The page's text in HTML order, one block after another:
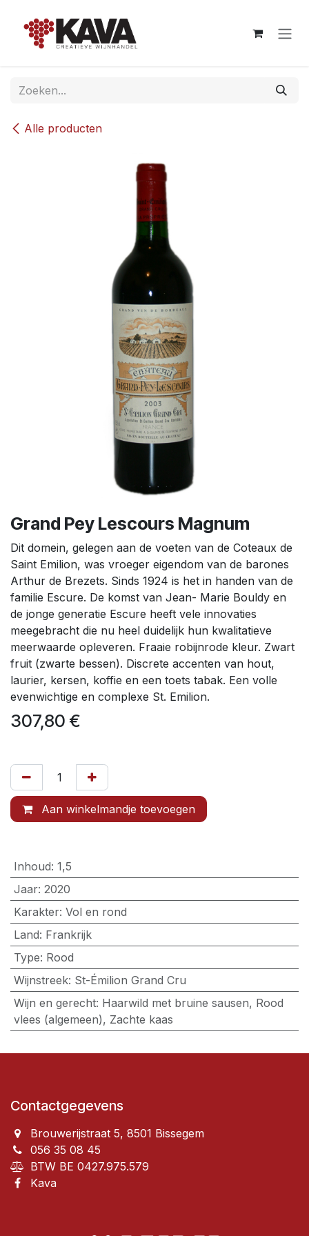
Alle producten
Grand Pey Lescours Magnum
Dit domein, gelegen aan de voeten van de Coteaux de
Saint Emilion, was vroeger eigendom van de barones
Arthur de Brezets. Sinds 1924 is het in handen van de
familie Escure. De komst van Jean- Marie Bouldy en
de jonge generatie Escure heeft vele innovaties
meegebracht die nu heel duidelijk hun kwalitatieve
meerwaarde opleveren. Fraaie robijnrode kleur. Zwart
fruit (zwarte bessen). Discrete accenten van hout,
laurier, kersen, koffie en een toets tabak. Een volle
evenwichtige en complexe St. Emilion.
307,80 €
Aan winkelmandje toevoegen
Inhoud: 1,5
Jaar: 2020
Karakter: Vol en rond
Land: Frankrijk
Type: Rood
Wijnstreek: St-Émilion Grand Cru
Wijn en gerecht: Haarwild met bruine sausen, Rood
vlees (algemeen), Zachte kaas
Contactgegevens
Brouwerijstraat 5, 8501 Bissegem
056 35 08 45
BTW BE 0427.975.579
Kava